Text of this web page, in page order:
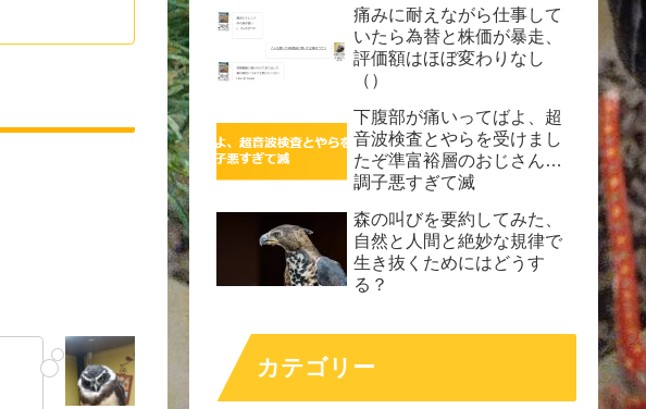
痛みに耐えながら仕事して
いたら為替と株価が暴走、
評価額はほぼ変わりなし
（）
下腹部が痛いってばよ、超
音波検査とやらを受けまし
たぞ準富裕層のおじさん…
調子悪すぎて滅
森の叫びを要約してみた、
自然と人間と絶妙な規律で
生き抜くためにはどうす
る？
カテゴリー